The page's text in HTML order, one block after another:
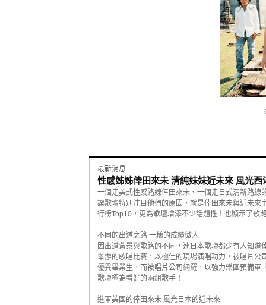
最新消息
性感姊姊倖田來未 清純妹妹近未來 風光西
一個走美式性感路線倖田來未、一個走日式清新路
讓歌壇特別注目他們的原因，就是倖田來未與近未
行榜Top10，更為歌壇增添不少話題性！也顯示了歌
不同的出道之路 一樣的成績傲人
因出道背景與歌路的不同，連日本歌壇都少有人知
舉辦的歌唱比賽，以極佳的現場演唱功力，被唱片
優異畢業生，而被唱片公司網羅，以強力樂團預備
歌壇極為看好的兩組歌手！
進軍美國的倖田來未 風光日本的近未來